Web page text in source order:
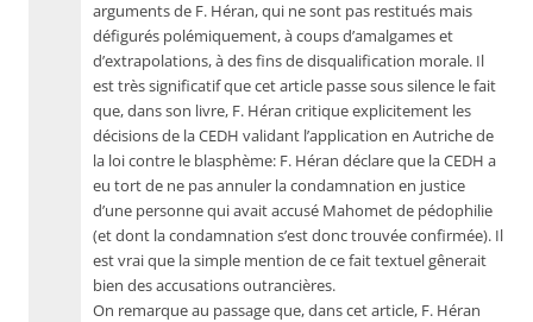
arguments de F. Héran, qui ne sont pas restitués mais
défigurés polémiquement, à coups d’amalgames et
d’extrapolations, à des fins de disqualification morale. Il
est très significatif que cet article passe sous silence le fait
que, dans son livre, F. Héran critique explicitement les
décisions de la CEDH validant l’application en Autriche de
la loi contre le blasphème: F. Héran déclare que la CEDH a
eu tort de ne pas annuler la condamnation en justice
d’une personne qui avait accusé Mahomet de pédophilie
(et dont la condamnation s’est donc trouvée confirmée). Il
est vrai que la simple mention de ce fait textuel gênerait
bien des accusations outrancières.
On remarque au passage que, dans cet article, F. Héran